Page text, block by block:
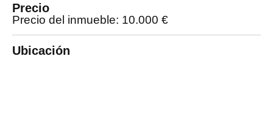
Precio
Precio del inmueble: 10.000 €
Ubicación